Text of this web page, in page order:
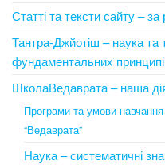
Статті та тексти сайту –
Тантра-Джйотіш – наука та
фундаментальних
ШколаВедаврата – наша
Програми та умови
“Ведаврата”
Наука – систематичні